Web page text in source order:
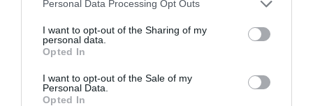
Personal Data Processing Opt Outs
I want to opt-out of the Sharing of my
personal data.
Opted In
I want to opt-out of the Sale of my
Personal Data.
Opted In
Herramienta de asesoría interactiva de última
generación, la solución ideal para farmacias que desean
ampliar su negocio hacía las categorías que más porte
económico pueden reportarle.
AñadirEl Farmacéutico